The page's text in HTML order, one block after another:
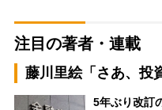
注目の著者・連載
藤川里絵「さあ、投
5年ぶり改訂